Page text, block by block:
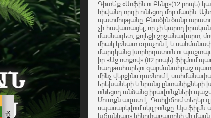
Դիտե՛ք «Սոֆին ու Բենը»(12 րոպե)
հիվանդ որդի ունեցող մոր մասին:
պատմությանը: Բնածին ծանր
չի հավատացել, որ չի կարող
մասնագետ, քոլեջի շրջանավարտ,
միակ կռնատ օդաչուն է և
մարդկանց խորհրդատուն ու
իր «Աջ ոտքով» (82 րոպե) ֆիլմում
հաղթահարելու զարմանահրաշ
մինչ վերջինս դառնում է
երեխաների և նրանց ընտանիքների
ունեցող անձանց իրավունքների
Մուտքն ազատ է: Դահլիճում տեղեր
սպասարկվում սկզբունքը: Այս
խճանկար» կինոփառատոնի մի մասն